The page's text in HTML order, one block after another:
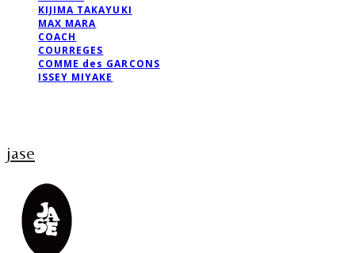
KIJIMA TAKAYUKI
MAX MARA
COACH
COURREGES
COMME des GARCONS
ISSEY MIYAKE
jase